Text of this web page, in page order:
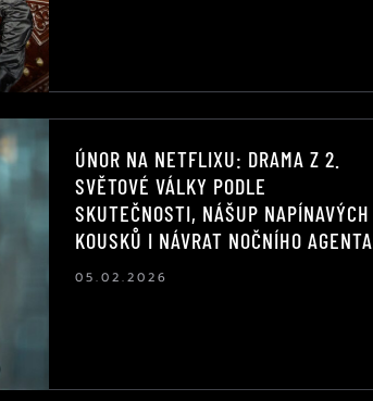
ÚNOR NA NETFLIXU: DRAMA Z 2.
SVĚTOVÉ VÁLKY PODLE
SKUTEČNOSTI, NÁŠUP NAPÍNAVÝCH
KOUSKŮ I NÁVRAT NOČNÍHO AGENTA
05.02.2026